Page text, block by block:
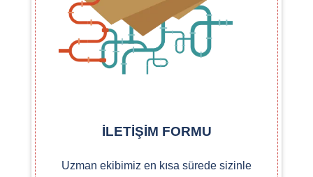
İLETİŞİM FORMU
Uzman ekibimiz en kısa sürede sizinle